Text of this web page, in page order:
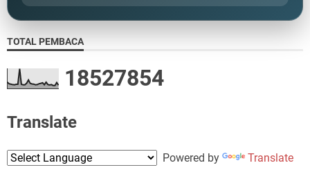
TOTAL PEMBACA
18527854
Translate
Powered by Translate